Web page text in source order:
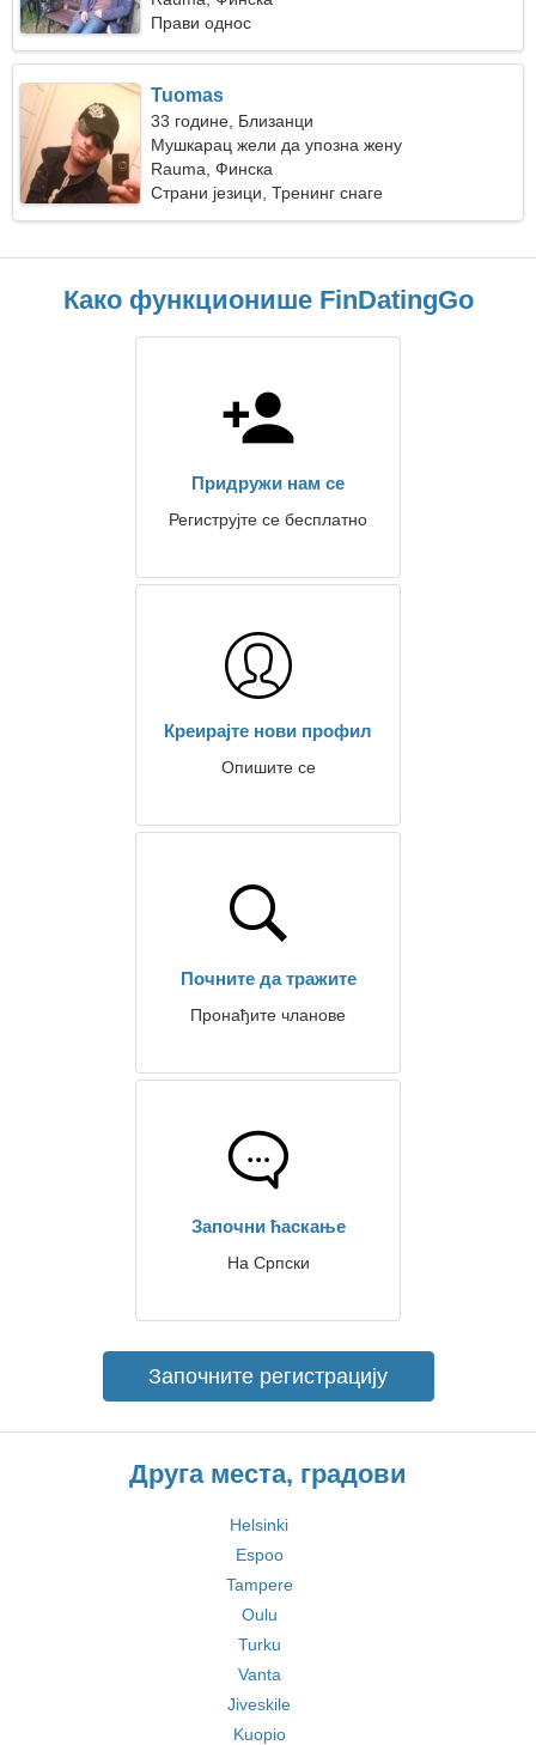
Прави однос
Tuomas
33 године, Близанци
Мушкарац жели да упозна жену
Rauma, Финска
Страни језици, Тренинг снаге
Како функционише FinDatingGo
Придружи нам се
Региструјте се бесплатно
Креирајте нови профил
Опишите се
Почните да тражите
Пронађите чланове
Започни ћаскање
На Српски
Започните регистрацију
Друга места, градови
Helsinki
Espoo
Tampere
Oulu
Turku
Vanta
Jiveskile
Kuopio